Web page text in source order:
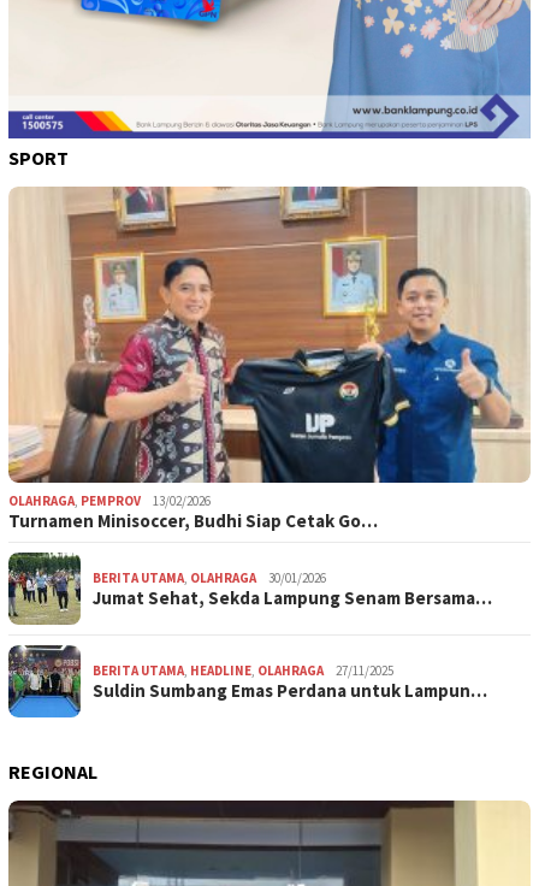
SPORT
OLAHRAGA, PEMPROV 13/02/2026
Turnamen Minisoccer, Budhi Siap Cetak Go…
BERITA UTAMA, OLAHRAGA 30/01/2026
Jumat Sehat, Sekda Lampung Senam Bersama…
BERITA UTAMA, HEADLINE, OLAHRAGA 27/11/2025
Suldin Sumbang Emas Perdana untuk Lampun…
REGIONAL